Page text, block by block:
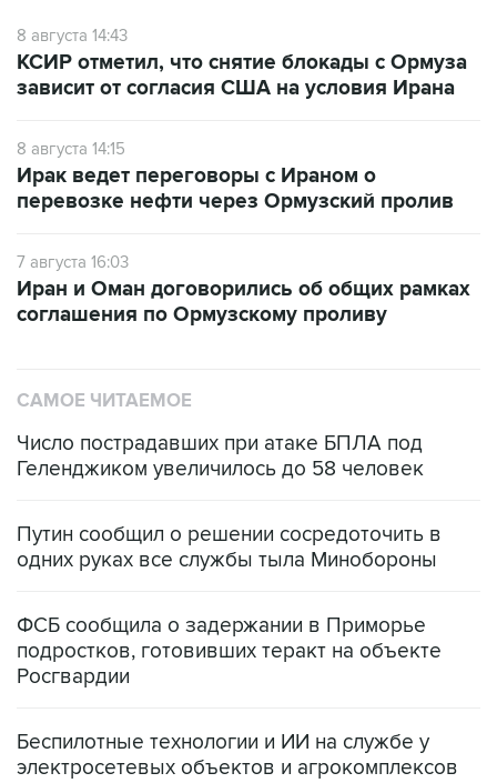
8 августа 14:43
КСИР отметил, что снятие блокады с Ормуза
зависит от согласия США на условия Ирана
8 августа 14:15
Ирак ведет переговоры с Ираном о
перевозке нефти через Ормузский пролив
7 августа 16:03
Иран и Оман договорились об общих рамках
соглашения по Ормузскому проливу
САМОЕ ЧИТАЕМОЕ
Число пострадавших при атаке БПЛА под
Геленджиком увеличилось до 58 человек
Путин сообщил о решении сосредоточить в
одних руках все службы тыла Минобороны
ФСБ сообщила о задержании в Приморье
подростков, готовивших теракт на объекте
Росгвардии
Беспилотные технологии и ИИ на службе у
электросетевых объектов и агрокомплексов